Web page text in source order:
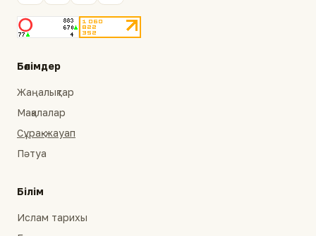
Бөлімдер
Жаңалықтар
Мақалалар
Сұрақ-жауап
Пәтуа
Білім
Ислам тарихы